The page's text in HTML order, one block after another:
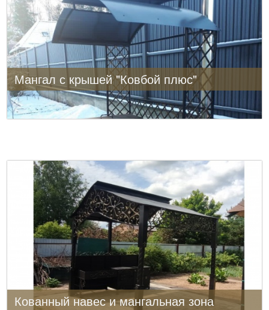
Мангал с крышей "Ковбой плюс"
Кованный навес и мангальная зона